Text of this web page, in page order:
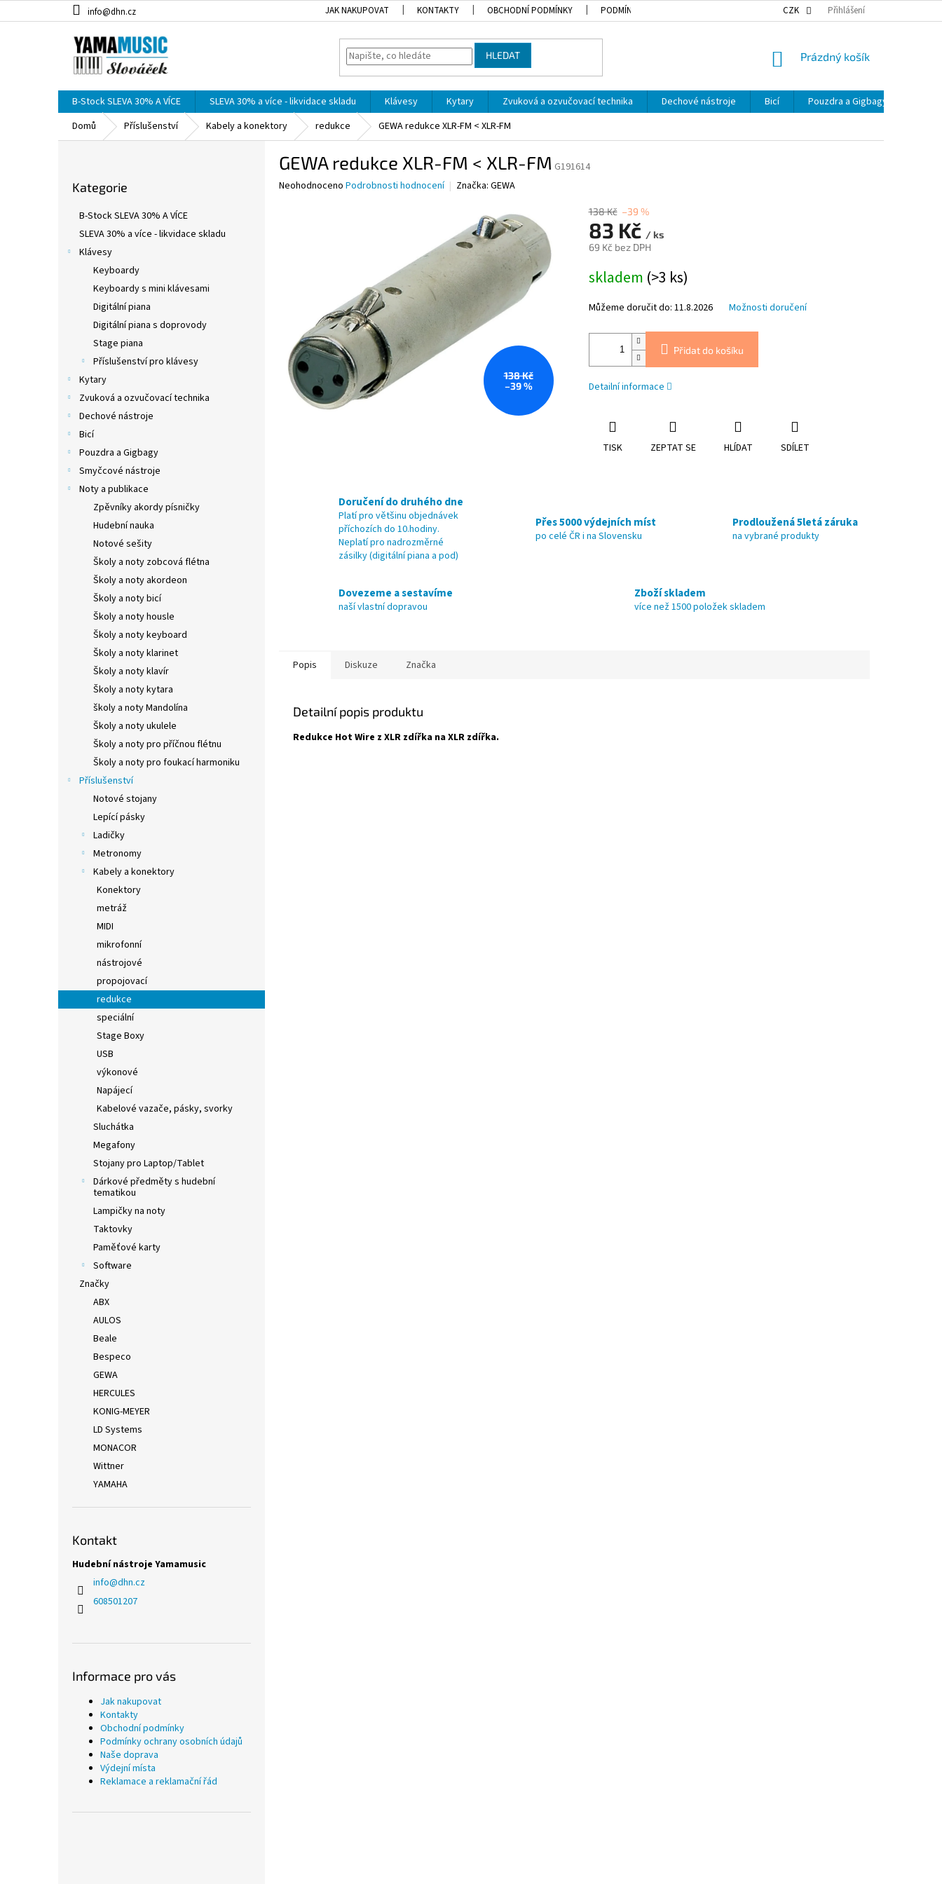
na
info@dhn.cz JAK NAKUPOVAT KONTAKTY OBCHODNÍ PODMÍNKY PODMÍNKY OCHRANY OSOBNÍCH ÚDAJŮ NAŠE DOPRAVA
CZK Přihlášení
HLEDAT
NÁKUPNÍ
Prázdný košík
B-Stock SLEVA 30% A VÍCE SLEVA 30% a více - likvidace skladu Klávesy Kytary Zvuková a ozvučovací technika Dechové nástroje Bicí Pouzdra a Gigbagy
Domů
Příslušenství Kabely a konektory redukce GEWA redukce XLR-FM < XLR-FM
kategorie
Kategorie
B-Stock SLEVA 30% A VÍCE
SLEVA 30% a více - likvidace skladu
Klávesy
Keyboardy
Keyboardy s mini klávesami
Digitální piana
Digitální piana s doprovody
Stage piana
Příslušenství pro klávesy
Kytary
Zvuková a ozvučovací technika
Dechové nástroje
Bicí
Pouzdra a Gigbagy
Smyčcové nástroje
Noty a publikace
Zpěvníky akordy písničky
Hudební nauka
Notové sešity
Školy a noty zobcová flétna
Školy a noty akordeon
Školy a noty bicí
Školy a noty housle
Školy a noty keyboard
Školy a noty klarinet
Školy a noty klavír
Školy a noty kytara
školy a noty Mandolína
Školy a noty ukulele
Školy a noty pro příčnou flétnu
Školy a noty pro foukací harmoniku
Příslušenství
Notové stojany
Lepící pásky
Ladičky
Metronomy
Kabely a konektory
Konektory
metráž
MIDI
mikrofonní
nástrojové
propojovací
redukce
speciální
Stage Boxy
USB
výkonové
Napájecí
Kabelové vazače, pásky, svorky
Sluchátka
Megafony
Stojany pro Laptop/Tablet
Dárkové předměty s hudební
tematikou
Lampičky na noty
Taktovky
Paměťové karty
Software
Značky
ABX
AULOS
Beale
Bespeco
GEWA
HERCULES
KONIG-MEYER
LD Systems
MONACOR
Wittner
YAMAHA
Kontakt
Hudební nástroje Yamamusic
info@dhn.cz
608501207
Informace pro vás
Jak nakupovat
Kontakty
Obchodní podmínky
Podmínky ochrany osobních údajů
Naše doprava
Výdejní místa
Reklamace a reklamační řád
GEWA redukce XLR-FM < XLR-FM G191614
Průměrné
Neohodnoceno Podrobnosti hodnocení Značka: GEWA
138 Kč
–39 %
138 Kč –39 %
83 Kč / ks
69 Kč bez DPH
cena:
skladem (>3 ks)
Můžeme doručit do: 11.8.2026 Možnosti doručení
Přidat do košíku
Detailní informace
TISK ZEPTAT SE HLÍDAT SDÍLET
Doručení do druhého dne
Platí pro většinu objednávek
příchozích do 10.hodiny.
Neplatí pro nadrozměrné
zásilky (digitální piana a pod)
Přes 5000 výdejních míst
po celé ČR i na Slovensku
Prodloužená 5letá záruka
na vybrané produkty
Dovezeme a sestavíme
naší vlastní dopravou
Zboží skladem
více než 1500 položek skladem
Popis Diskuze Značka
Detailní popis produktu
Redukce Hot Wire z XLR zdířka na XLR zdířka.